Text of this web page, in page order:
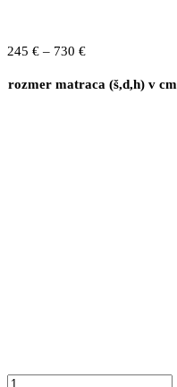
245 € – 730 €Price
245 €
rozmer matraca (š,d,h) v cm